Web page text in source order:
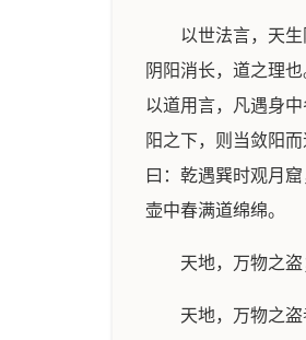
以世法言，天
阴阳消长，道之理
以道用言，凡遇身
阳之下，则当敛阳
曰：乾遇巽时观月
壶中春满道绵绵。
天地，万物之
天地，万物之